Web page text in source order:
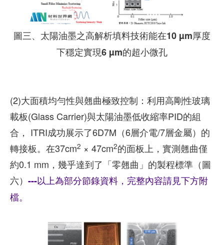
圖三、太陽油墨之高解析填料技術能在10 µm厚度
下穩定實現6 µm的超小微孔
(2)大面積均勻性與翹曲極致控制：利用高剛性玻璃
載板(Glass Carrier)與太陽油墨低收縮率PID的組
合， ITRI成功展示了6D7M（6層介電/7層金屬）的
轉接板。在37cm2 × 47cm2的面板上，實測翹曲僅
約0.1 mm，幾乎達到了「零翹曲」的製程標準（圖
六） ---以上為部分節錄資料，完整內容請見下方附
檔。